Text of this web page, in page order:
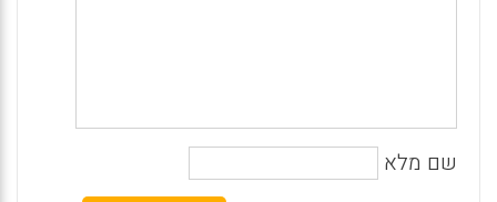
שם מלא